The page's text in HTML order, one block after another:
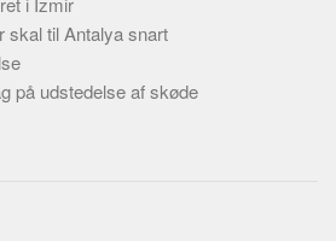
skal til Antalya snart
på udstedelse af skøde